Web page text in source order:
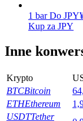
Elastyczne
1 bar Do JPY
Kup za JPY
Inne
Krypto
BTCBitcoin
ETHEthereum
USDTTether